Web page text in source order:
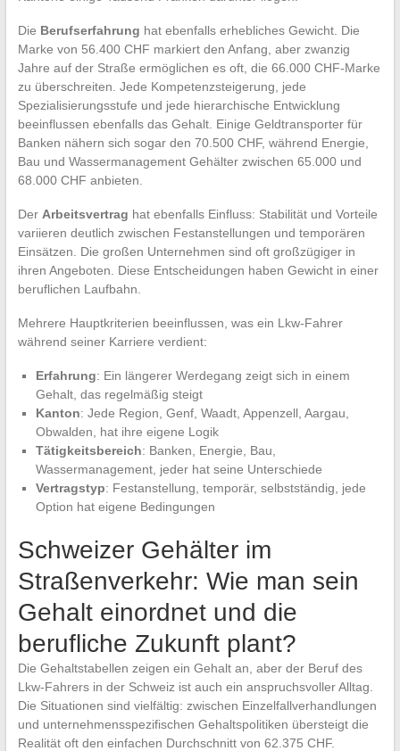
Die Berufserfahrung hat ebenfalls erhebliches Gewicht. Die
Marke von 56.400 CHF markiert den Anfang, aber zwanzig
Jahre auf der Straße ermöglichen es oft, die 66.000 CHF-Marke
zu überschreiten. Jede Kompetenzsteigerung, jede
Spezialisierungsstufe und jede hierarchische Entwicklung
beeinflussen ebenfalls das Gehalt. Einige Geldtransporter für
Banken nähern sich sogar den 70.500 CHF, während Energie,
Bau und Wassermanagement Gehälter zwischen 65.000 und
68.000 CHF anbieten.
Der Arbeitsvertrag hat ebenfalls Einfluss: Stabilität und Vorteile
variieren deutlich zwischen Festanstellungen und temporären
Einsätzen. Die großen Unternehmen sind oft großzügiger in
ihren Angeboten. Diese Entscheidungen haben Gewicht in einer
beruflichen Laufbahn.
Mehrere Hauptkriterien beeinflussen, was ein Lkw-Fahrer
während seiner Karriere verdient:
Erfahrung: Ein längerer Werdegang zeigt sich in einem
Gehalt, das regelmäßig steigt
Kanton: Jede Region, Genf, Waadt, Appenzell, Aargau,
Obwalden, hat ihre eigene Logik
Tätigkeitsbereich: Banken, Energie, Bau,
Wassermanagement, jeder hat seine Unterschiede
Vertragstyp: Festanstellung, temporär, selbstständig, jede
Option hat eigene Bedingungen
Schweizer Gehälter im
Straßenverkehr: Wie man sein
Gehalt einordnet und die
berufliche Zukunft plant?
Die Gehaltstabellen zeigen ein Gehalt an, aber der Beruf des
Lkw-Fahrers in der Schweiz ist auch ein anspruchsvoller Alltag.
Die Situationen sind vielfältig: zwischen Einzelfallverhandlungen
und unternehmensspezifischen Gehaltspolitiken übersteigt die
Realität oft den einfachen Durchschnitt von 62.375 CHF.